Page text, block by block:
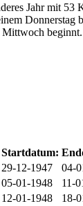
Jahr mit 53
Donnerstag
Mittwoch beginnt.
Startdatum:
29-12-1947
04-
05-01-1948
11-
12-01-1948
18-